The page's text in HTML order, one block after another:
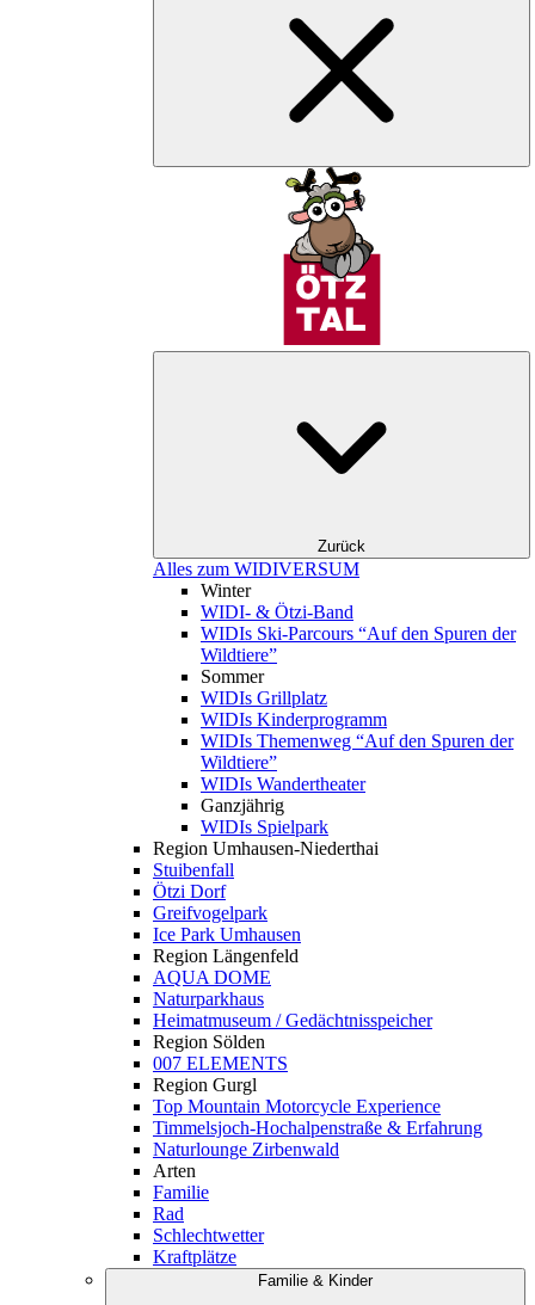
Zurück
Alles zum WIDIVERSUM
Winter
WIDI- & Ötzi-Band
WIDIs Ski-Parcours “Auf den Spuren der
Wildtiere”
Sommer
WIDIs Grillplatz
WIDIs Kinderprogramm
WIDIs Themenweg “Auf den Spuren der
Wildtiere”
WIDIs Wandertheater
Ganzjährig
WIDIs Spielpark
Region Umhausen-Niederthai
Stuibenfall
Ötzi Dorf
Greifvogelpark
Ice Park Umhausen
Region Längenfeld
AQUA DOME
Naturparkhaus
Heimatmuseum / Gedächtnisspeicher
Region Sölden
007 ELEMENTS
Region Gurgl
Top Mountain Motorcycle Experience
Timmelsjoch-Hochalpenstraße & Erfahrung
Naturlounge Zirbenwald
Arten
Familie
Rad
Schlechtwetter
Kraftplätze
Familie & Kinder